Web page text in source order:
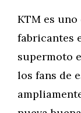
KTM es
fabricantes
supermoto
los fans de